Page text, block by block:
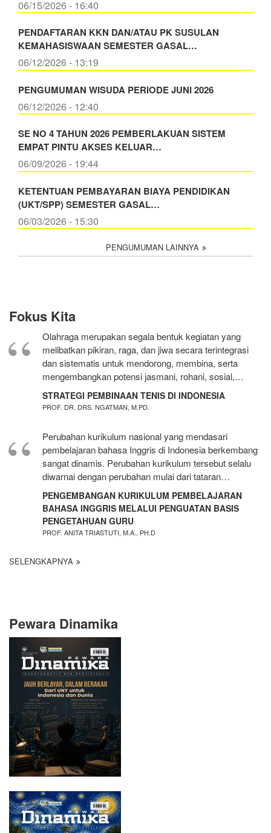
06/15/2026 - 16:40
PENDAFTARAN KKN DAN/ATAU PK SUSULAN
KEMAHASISWAAN SEMESTER GASAL…
06/12/2026 - 13:19
PENGUMUMAN WISUDA PERIODE JUNI 2026
06/12/2026 - 12:40
SE NO 4 TAHUN 2026 PEMBERLAKUAN SISTEM
EMPAT PINTU AKSES KELUAR…
06/09/2026 - 19:44
KETENTUAN PEMBAYARAN BIAYA PENDIDIKAN
(UKT/SPP) SEMESTER GASAL…
06/03/2026 - 15:30
PENGUMUMAN LAINNYA
Fokus Kita
Olahraga merupakan segala bentuk kegiatan yang
melibatkan pikiran, raga, dan jiwa secara terintegrasi
dan sistematis untuk mendorong, membina, serta
mengembangkan potensi jasmani, rohani, sosial,…
STRATEGI PEMBINAAN TENIS DI INDONESIA
PROF. DR. DRS. NGATMAN, M.PD.
Perubahan kurikulum nasional yang mendasari
pembelajaran bahasa Inggris di Indonesia berkembang
sangat dinamis. Perubahan kurikulum tersebut selalu
diwarnai dengan perubahan mulai dari tataran…
PENGEMBANGAN KURIKULUM PEMBELAJARAN
BAHASA INGGRIS MELALUI PENGUATAN BASIS
PENGETAHUAN GURU
PROF. ANITA TRIASTUTI, M.A., PH.D
SELENGKAPNYA
Pewara Dinamika